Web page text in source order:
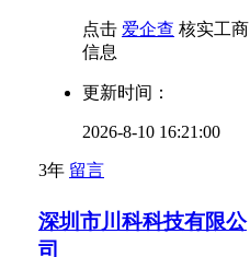
点击 爱企查 核实工商
信息
更新时间：
2026-8-10 16:21:00
3年 留言
深圳市川科科技有限公
司